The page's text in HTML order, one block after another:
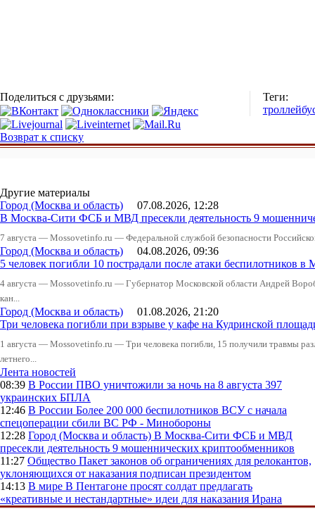
Поделиться с друзьями:
Теги:
Возврат к списку
Другие материалы
Город (Москва и область) 07.08.2026, 12:28
В Москва-Сити ФСБ и МВД пресекли деятельность 9
7 августа — Mossovetinfo.ru — Федеральной службой безопасности
Город (Москва и область) 04.08.2026, 09:36
5 человек погибли 10 пострадали после атаки беспилотников в
4 августа — Mossovetinfo.ru — Губернатор Московской области Андрей
кан...
Город (Москва и область) 01.08.2026, 21:20
Три человека погибли при взрыве у кафе на Кудринской
1 августа — Mossovetinfo.ru — Три человека погибли, 15 получили травмы
летнего...
Лента новостей
08:39 В России ПВО уничтожили за ночь на 8 августа 397
украинских БПЛА
12:46 В России Более 200 000 беспилотников ВСУ с начала
спецоперации сбили ВС РФ - Минобороны
12:28 Город (Москва и область) В Москва-Сити ФСБ и МВД
пресекли деятельность 9 мошеннических криптообменников
11:27 Общество Пакет законов об ограничениях для релокантов,
уклоняющихся от наказания подписан президентом
14:13 В мире В Пентагоне просят солдат предлагать
«креативные и нестандартные» идеи для наказания Ирана